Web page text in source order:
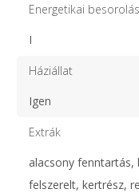
Energetikai besorolás
I
Háziállat
Igen
Extrák
alacsony fenntartás,
felszerelt, kertrész,